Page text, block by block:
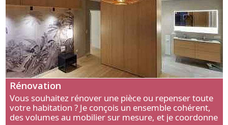
Rénovation
Vous souhaitez rénover une pièce ou repenser toute
votre habitation ? Je conçois un ensemble cohérent,
des volumes au mobilier sur mesure, et je coordonne